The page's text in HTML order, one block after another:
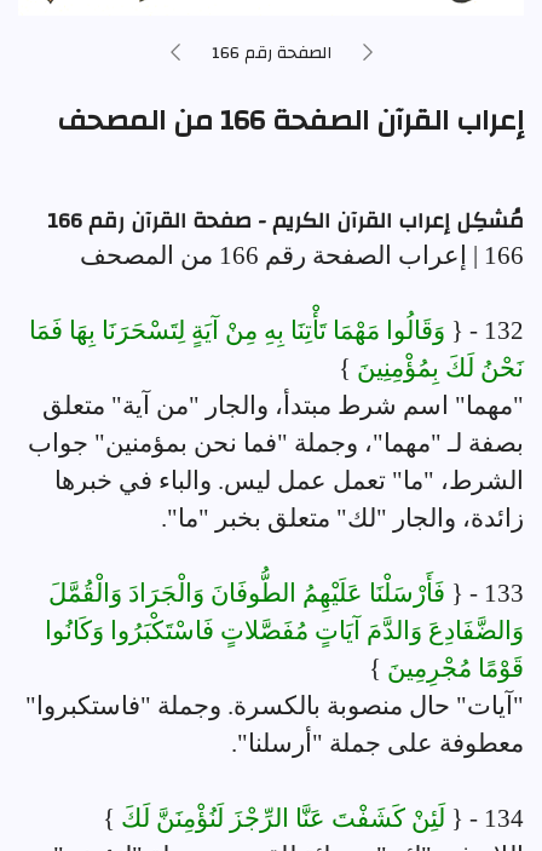
الصفحة رقم 166
إعراب القرآن الصفحة 166 من المصحف
مُشكِل إعراب القرآن الكريم - صفحة القرآن رقم 166
166 | إعراب الصفحة رقم 166 من المصحف
132 - {
وَقَالُوا مَهْمَا تَأْتِنَا بِهِ مِنْ آيَةٍ لِتَسْحَرَنَا بِهَا فَمَا
نَحْنُ لَكَ بِمُؤْمِنِينَ }
"مهما" اسم شرط مبتدأ، والجار "من آية" متعلق
بصفة لـ "مهما"، وجملة "فما نحن بمؤمنين" جواب
الشرط، "ما" تعمل عمل ليس. والباء في خبرها
زائدة، والجار "لك" متعلق بخبر "ما".
133 - {
فَأَرْسَلْنَا عَلَيْهِمُ الطُّوفَانَ وَالْجَرَادَ وَالْقُمَّلَ
وَالضَّفَادِعَ وَالدَّمَ آيَاتٍ مُفَصَّلاتٍ فَاسْتَكْبَرُوا وَكَانُوا
قَوْمًا مُجْرِمِينَ }
"آيات" حال منصوبة بالكسرة. وجملة "فاستكبروا"
معطوفة على جملة "أرسلنا".
134 - { لَئِنْ كَشَفْتَ عَنَّا الرِّجْزَ لَنُؤْمِنَنَّ لَكَ }